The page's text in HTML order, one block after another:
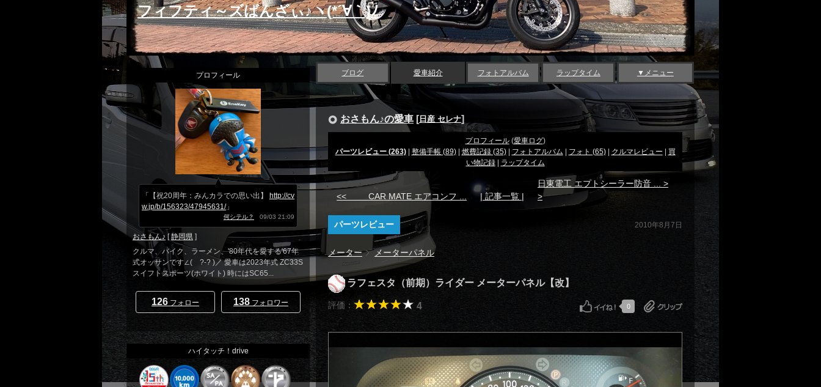
フィフティ～ズばんざぃ♪ヽ(*´∀｀)ﾉ
ブログ 愛車紹介 フォトアルバム ラップタイム ▼メニュー
おさもん♪の愛車 [ 日産 セレナ]
プロフィール(愛車ログ)
パーツレビュー (263)| 整備手帳 (89)| 燃費記録 (35)| フォトアルバム フォト (65)| クルマレビュー
買
い物記録| ラップタイム
<< CAR MATE エアコンフ ... | 記事一覧 |
日東電工 エプトシーラー防音 ... >
>
パーツレビュー 2010年8月7日
メーター メーターパネル
ラフェスタ（前期）ライダー メーターパネル【改】
評価： 4 0
プロフィール
「【祝20周年：みんカラでの思い出】
http://cv
w.jp/b/156323/47945631/」
何シテル？ 09/03 21:09
おさもん♪ [静岡県 ]
クルマ、バイク、ラーメン、'80年代を愛する'67年
式オッサンです∠( ?-? )／ 愛車は2023年式 ZC33S
スイフトスポーツ(ホワイト) 時にはSC65...
126 フォロー 138 フォロワー
ハイタッチ！drive